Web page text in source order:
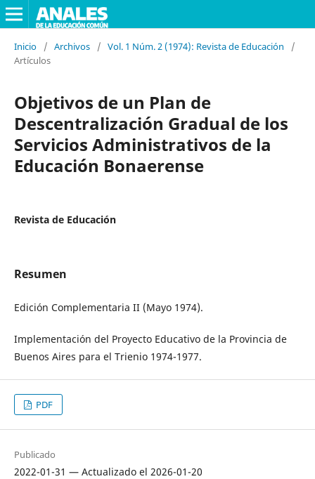
Inicio / Archivos / Vol. 1 Núm. 2 (1974): Revista de Educación
/
Artículos
Objetivos de un Plan de
Descentralización Gradual de los
Servicios Administrativos de la
Educación Bonaerense
Revista de Educación
Resumen
Edición Complementaria II (Mayo 1974).
Implementación del Proyecto Educativo de la Provincia de
Buenos Aires para el Trienio 1974-1977.
PDF
Publicado
2022-01-31 — Actualizado el 2026-01-20